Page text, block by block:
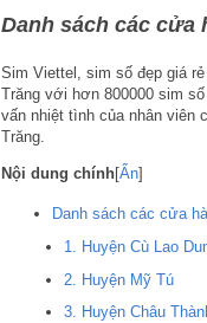
Danh sách các cửa
Sim Viettel, sim số đẹp giá
Trăng với hơn 800000 sim
vấn nhiệt tình của nhân viên
Trăng.
Nội dung chính[Ẩn]
Danh sách các cửa
1. Huyện Cù Lao
2. Huyện Mỹ Tú
3. Huyện Châu